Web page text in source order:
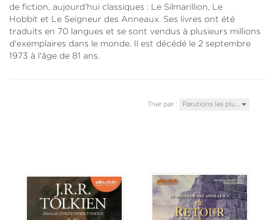
de fiction, aujourd'hui classiques : Le Silmarillion, Le
Hobbit et Le Seigneur des Anneaux. Ses livres ont été
traduits en 70 langues et se sont vendus à plusieurs millions
d'exemplaires dans le monde. Il est décédé le 2 septembre
1973 à l'âge de 81 ans.
Trier par : Parutions les plu…